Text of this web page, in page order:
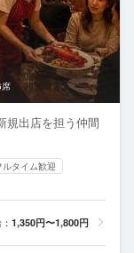
規出店を担う仲間
ルタイム歓迎
1,350円〜1,800円